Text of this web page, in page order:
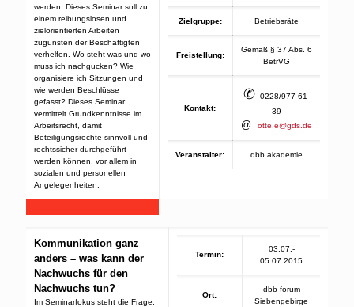
werden. Dieses Seminar soll zu
einem reibungslosen und
zielorientierten Arbeiten
zugunsten der Beschäftigten
verhelfen. Wo steht was und wo
muss ich nachgucken? Wie
organisiere ich Sitzungen und
wie werden Beschlüsse
gefasst? Dieses Seminar
vermittelt Grundkenntnisse im
Arbeitsrecht, damit
Beteiligungsrechte sinnvoll und
rechtssicher durchgeführt
werden können, vor allem in
sozialen und personellen
Angelegenheiten.
Zielgruppe: Betriebsräte
Freistellung:
Gemäß § 37 Abs. 6
BetrVG
Kontakt:
✆ 0228/977 61-
39
@ otte.e@gds.de
Veranstalter: dbb akademie
Kommunikation ganz
anders – was kann der
Nachwuchs für den
Nachwuchs tun?
Im Seminarfokus steht die Frage,
Termin:
03.07.-
05.07.2015
Ort:
dbb forum
Siebengebirge